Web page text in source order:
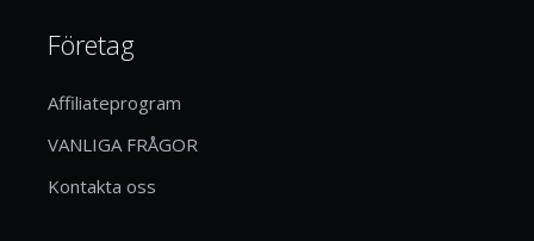
Företag
Affiliateprogram
VANLIGA FRÅGOR
Kontakta oss